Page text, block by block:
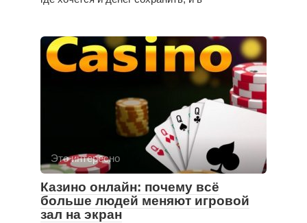
Это интересно
Казино онлайн: почему всё
больше людей меняют игровой
зал на экран